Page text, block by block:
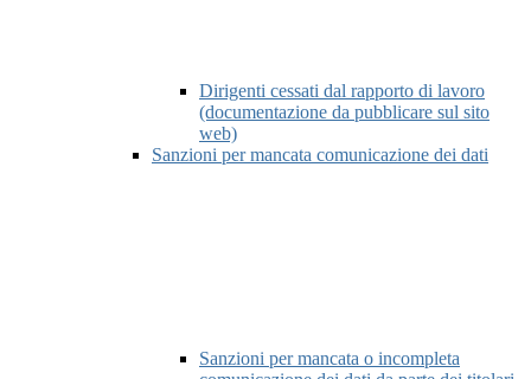
Dirigenti cessati dal rapporto di lavoro
(documentazione da pubblicare sul sito
web)
Sanzioni per mancata comunicazione dei dati
Sanzioni per mancata o incompleta